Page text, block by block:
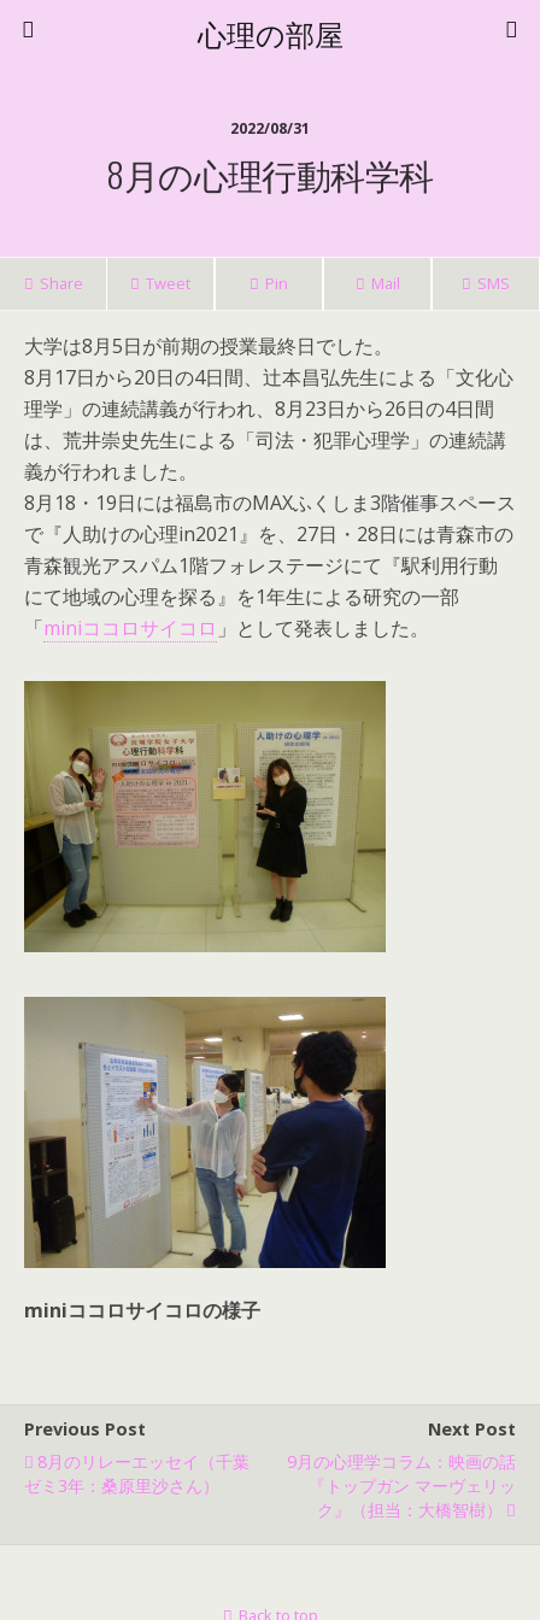
心理の部屋
2022/08/31
8月の心理行動科学科
Share Tweet Pin Mail SMS
大学は8月5日が前期の授業最終日でした。
8月17日から20日の4日間、辻本昌弘先生による「文化心
理学」の連続講義が行われ、8月23日から26日の4日間
は、荒井崇史先生による「司法・犯罪心理学」の連続講
義が行われました。
8月18・19日には福島市のMAXふくしま3階催事スペース
で『人助けの心理in2021』を、27日・28日には青森市の
青森観光アスパム1階フォレステージにて『駅利用行動
にて地域の心理を探る』を1年生による研究の一部
「miniココロサイコロ 」として発表しました。
miniココロサイコロの様子
Previous Post
8月のリレーエッセイ（千葉
ゼミ3年：桑原里沙さん）
Next Post
9月の心理学コラム：映画の話
『トップガン マーヴェリッ
ク』（担当：大橋智樹）
Back to top